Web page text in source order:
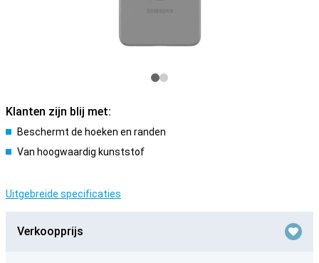
Klanten zijn blij met:
Beschermt de hoeken en randen
Van hoogwaardig kunststof
Uitgebreide specificaties
Verkoopprijs